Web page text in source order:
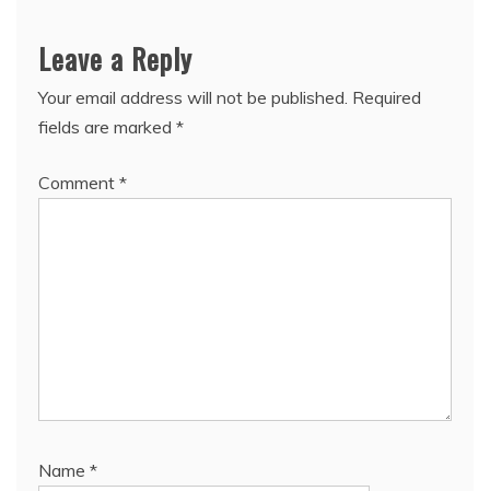
Leave a Reply
Your email address will not be published. Required
fields are marked *
Comment *
Name *